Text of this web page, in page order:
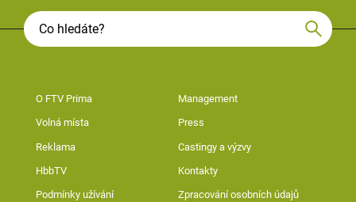
O FTV Prima Management
Volná místa Press
Reklama Castingy a výzvy
HbbTV Kontakty
Podmínky užívání Zpracování osobních údajů